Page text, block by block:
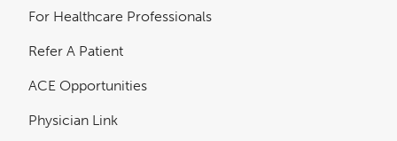
For Healthcare Professionals
Refer A Patient
ACE Opportunities
Physician Link